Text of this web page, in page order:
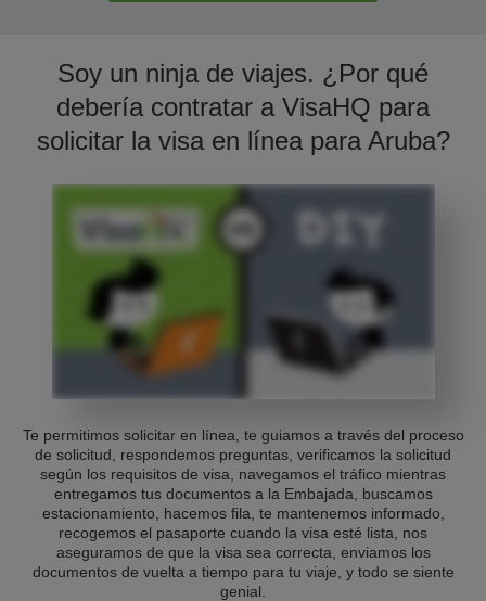
Soy un ninja de viajes. ¿Por qué
debería contratar a VisaHQ para
solicitar la visa en línea para Aruba?
Te permitimos solicitar en línea, te guiamos a través del proceso
de solicitud, respondemos preguntas, verificamos la solicitud
según los requisitos de visa, navegamos el tráfico mientras
entregamos tus documentos a la Embajada, buscamos
estacionamiento, hacemos fila, te mantenemos informado,
recogemos el pasaporte cuando la visa esté lista, nos
aseguramos de que la visa sea correcta, enviamos los
documentos de vuelta a tiempo para tu viaje, y todo se siente
genial.